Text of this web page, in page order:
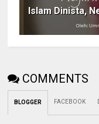
Islam Dinista,
COMMENTS
BLOGGER FACEBOOK